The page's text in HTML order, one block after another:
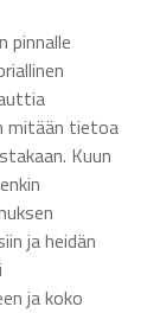
pinnalle
mitään tietoa
Kuun
ja heidän
ja koko